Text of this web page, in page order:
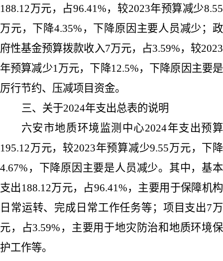
188.12万元，占96.41%，较2023年预算减少8.55
万元，下降4.35% ，下降原因主要人员减少；政
府性基金预算拨款收入7万元，占3.59%，较2023
年预算减少1万元，下降12.5%，下降原因主要是
厉行节约、压减项目资金。
三、关于2024年支出总表的说明
六安市地质环境监测中心2024年支出预算
195.12万元，较2023年预算减少9.55万元，下降
4.67% ，下降原因主要是人员减少。其中，基本
支出 188.12万元，占96.41%，主要用于保障机构
日常运转、完成日常工作任务等；项目支出7万
元，占3.59% ，主要用于地灾防治和地质环境保
护工作等。